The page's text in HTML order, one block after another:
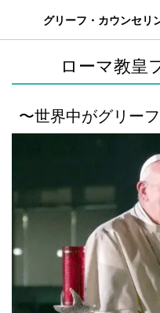
グリーフ・カウンセリ
ローマ教皇
〜世界中がグリー